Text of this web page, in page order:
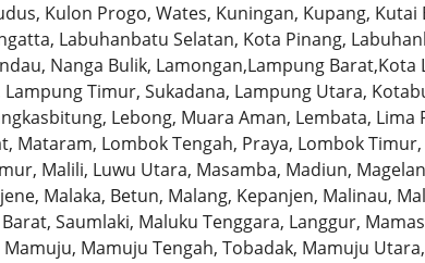
Kulon Progo, Wates, Kuningan, Kupang,
Labuhanbatu Selatan, Kota Pinang,
Nanga Bulik, Lamongan,Lampung Barat,Kota
Timur, Sukadana, Lampung Utara,
Lebong, Muara Aman, Lembata, Lima
Mataram, Lombok Tengah, Praya, Lombok
Malili, Luwu Utara, Masamba, Madiun,
Malaka, Betun, Malang, Kepanjen, Malinau,
Saumlaki, Maluku Tenggara, Langgur,
Mamuju Tengah, Tobadak, Mamuju